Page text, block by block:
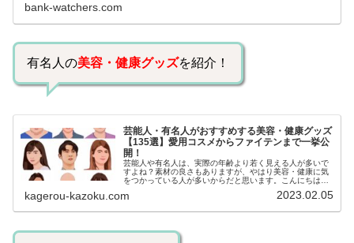
bank-watchers.com
有名人の美容・健康グッズを紹介！
芸能人・有名人がおすすめする美容・健康グッズ
【135選】愛用コスメからファイテンまで一挙公
開！
芸能人や有名人は、実際の年齢より若く見える人が多いで
すよね？素材の良さもありますが、やはり美容・健康に気
をつかっている人が多いからだと思います。こんにちは！
いるのでしょうか？今回は、芸能人…
kagerou-kazoku.com 2023.02.05